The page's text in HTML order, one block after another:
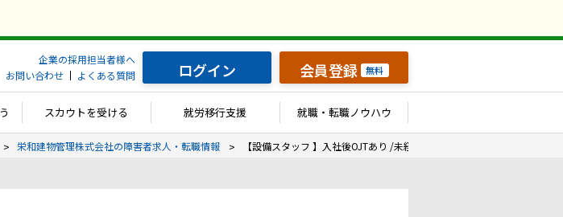
企業の採用担当者様へ
お問い合わせ
よくある質問 ログイン 会員登録 無料
スカウトを受ける 就労移行支援 就職・転職ノウハウ
栄和建物管理株式会社の障害者求人・転職情報 【設備スタッフ 】入社後OJTあり /未経験者歓迎！・設備管理関連の資格